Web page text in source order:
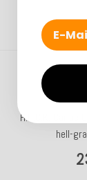
H.O.C.K. Caribe
hell-